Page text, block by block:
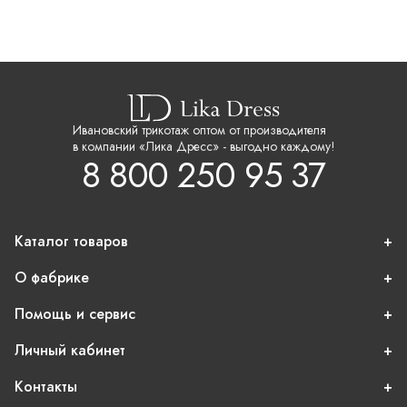
Ивановский трикотаж оптом от производителя
в компании «Лика Дресс» - выгодно каждому!
8 800 250 95 37
Каталог товаров
О фабрике
Помощь и сервис
Личный кабинет
Контакты